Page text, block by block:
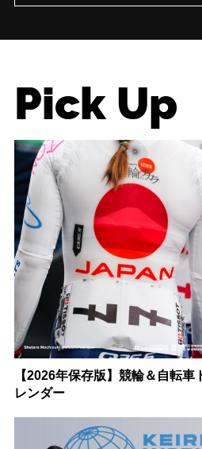
Pick Up
【2026年保存版】競輪＆自転
レンダー